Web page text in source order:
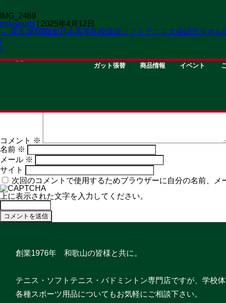
ガット張替 商品情報 イベント
IMG_2469
mikisports
2025年4月12日
← 戻る:第50回全日本高等学校選抜ソフトテニス大会記念タオル
‹
›
コメント ※
名前 ※
メール ※
サイト
次回のコメントで使用するためブラウザーに自分の名前、メ
上に表示された文字を入力してください。
創業1976年 和歌山の皆様と共に。
テニス・ソフトテニス・バドミントン専門店ですが、学校
各種スポーツ用品についてもお気軽にご相談下さい。